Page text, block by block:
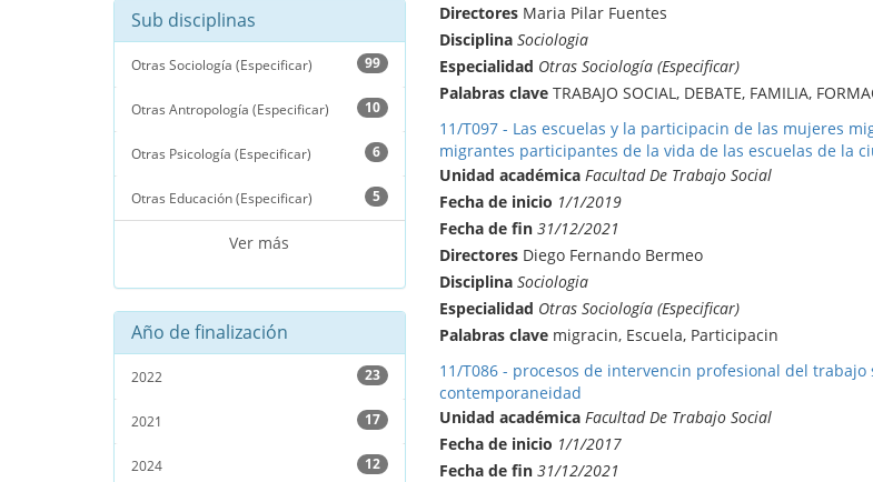
Sub disciplinas
Otras Sociología (Especificar) 99
Otras Antropología (Especificar) 10
Otras Psicología (Especificar) 6
Otras Educación (Especificar) 5
Ver más
Año de finalización
2022 23
2021 17
2024 12
DirectoresMaria Pilar Fuentes
Disciplina Sociologia
Especialidad Otras Sociología (Especificar)
Palabras claveTRABAJO SOCIAL, DEBATE, FAMILIA,
11/T097 - Las escuelas y la participacin de las mujeres
migrantes participantes de la vida de las escuelas de la
Unidad académica Facultad De Trabajo Social
Fecha de inicio 1/1/2019
Fecha de fin 31/12/2021
DirectoresDiego Fernando Bermeo
Disciplina Sociologia
Especialidad Otras Sociología (Especificar)
Palabras clavemigracin, Escuela, Participacin
11/T086 - procesos de intervencin profesional del
contemporaneidad
Unidad académica Facultad De Trabajo Social
Fecha de inicio 1/1/2017
Fecha de fin 31/12/2021